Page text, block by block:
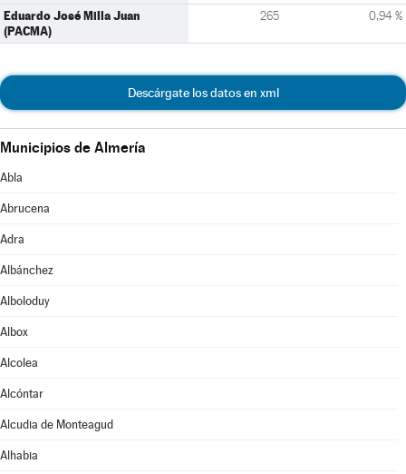
Eduardo José Milla Juan
(PACMA)
265 0,94 %
Descárgate los datos en xml
Municipios de Almería
Abla
Abrucena
Adra
Albánchez
Alboloduy
Albox
Alcolea
Alcóntar
Alcudia de Monteagud
Alhabia